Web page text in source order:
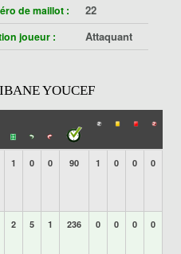
de maillot : 22
joueur : Attaquant
YOUCEF
1 0 0 90 1 0 0 0
2 5 1 236 0 0 0 0